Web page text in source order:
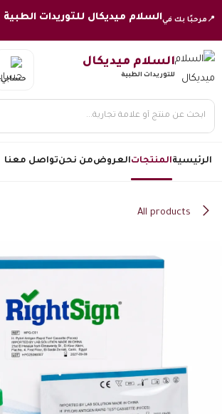
📍 مرحبًا بك فيالسلام ميديكال للتوريدات الطبية
السلام ميديكال
للتوريدات الطبية حسابي
الرئيسيةالمنتجاتالعروضمن نحنتواصل معنا
All products